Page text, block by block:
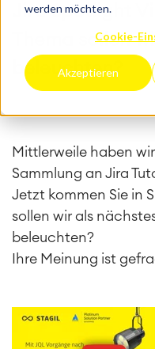
werden möchten.
Cookie-
Akzeptieren
Jira Spotlight
Thema sollen
beleuchten?
Mittlerweile haben
Sammlung an Jira
Jetzt kommen Sie in
sollen wir als
beleuchten?
Ihre Meinung ist